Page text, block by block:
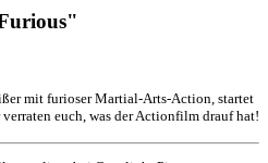
mit furioser Martial-Arts-Action, startet
euch, was der Actionfilm drauf hat!